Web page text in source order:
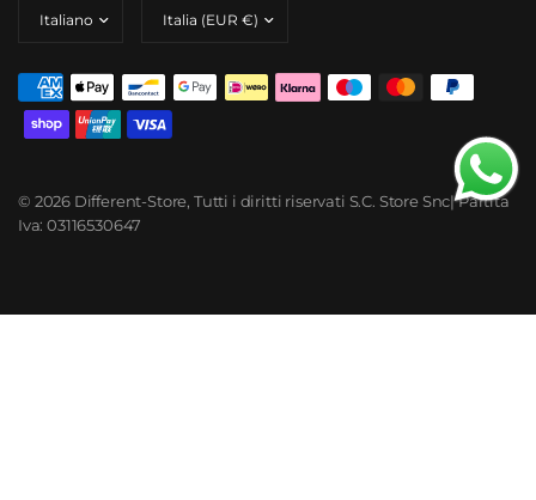
© 2026 Different-Store, Tutti i diritti riservati S.C. Store Snc| Partita
Iva: 03116530647